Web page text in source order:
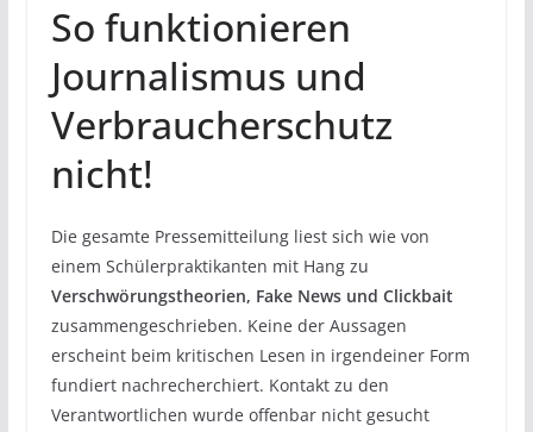
So funktionieren
Journalismus und
Verbraucherschutz
nicht!
Die gesamte Pressemitteilung liest sich wie von
einem Schülerpraktikanten mit Hang zu
Verschwörungstheorien, Fake News und Clickbait
zusammengeschrieben. Keine der Aussagen
erscheint beim kritischen Lesen in irgendeiner Form
fundiert nachrecherchiert. Kontakt zu den
Verantwortlichen wurde offenbar nicht gesucht